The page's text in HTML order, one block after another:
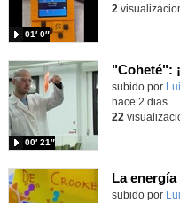
01′ 0″
2
"Coheté":
Contenido
subido por
00′ 21″
hace 2 dias
22
Contenido
subido por